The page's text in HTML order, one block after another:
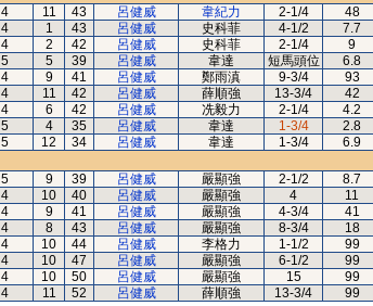
4 11 43 呂健威 韋紀力 2-1/4 48
4 1 43 呂健威 史科菲 4-1/2 7.7
4 2 42 呂健威 史科菲 2-1/4 9
5 5 39 呂健威 韋達 短馬頭位 6.8
4 9 41 呂健威 鄭雨滇 9-3/4 93
4 11 42 呂健威 薛順強 13-3/4 42
4 6 42 呂健威 冼毅力 2-1/4 4.2
5 4 35 呂健威 韋達 1-3/4 2.8
5 12 34 呂健威 韋達 1-3/4 6.9
5 9 39 呂健威 嚴顯強 2-1/2 8.7
4 10 40 呂健威 嚴顯強 4 11
4 9 41 呂健威 嚴顯強 4-3/4 41
4 8 43 呂健威 嚴顯強 8-3/4 18
4 10 44 呂健威 李格力 1-1/2 99
4 10 47 呂健威 嚴顯強 6-1/2 99
4 10 50 呂健威 嚴顯強 15 99
4 11 52 呂健威 薛順強 13-3/4 99